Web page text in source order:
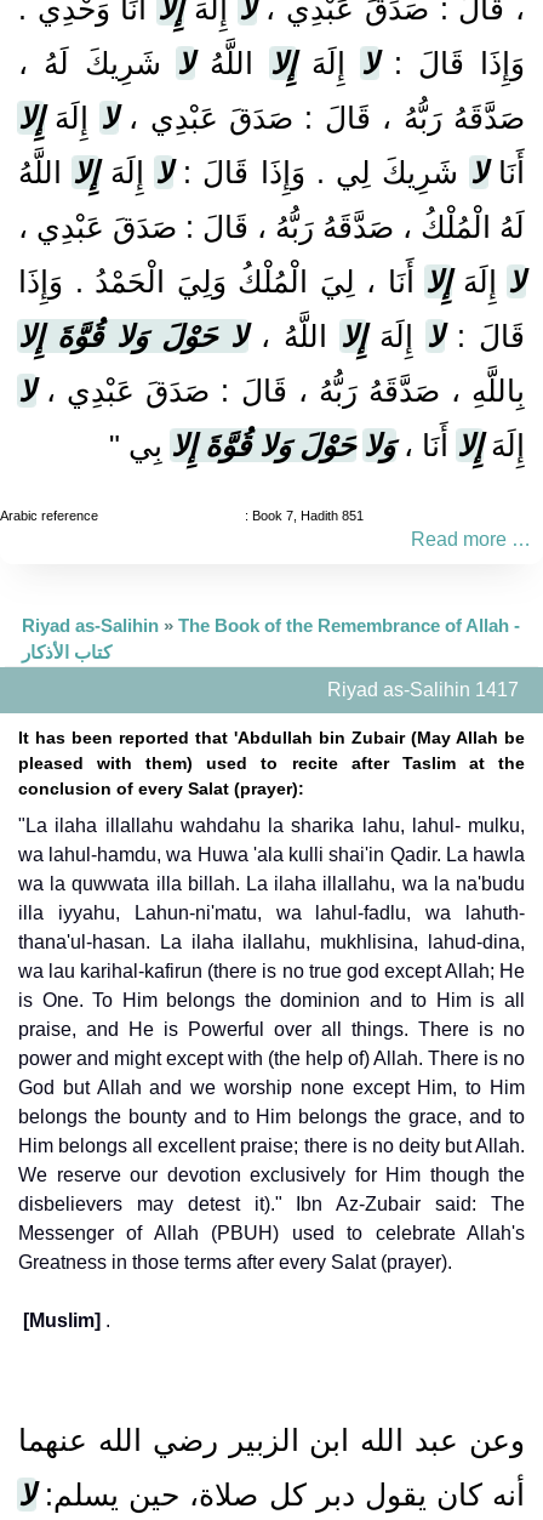
، قَالَ : صَدَقَ عَبْدِي ،لا إِلَهَإِلا أَنَا وَحْدِي .
وَإِذَا قَالَ :لا إِلَهَإِلا اللَّهُلا شَرِيكَ لَهُ ،
صَدَّقَهُ رَبُّهُ ، قَالَ : صَدَقَ عَبْدِي ،لا إِلَهَإِلا
أَنَالا شَرِيكَ لِي . وَإِذَا قَالَ :لا إِلَهَإِلا اللَّهُ
لَهُ الْمُلْكُ ، صَدَّقَهُ رَبُّهُ ، قَالَ : صَدَقَ عَبْدِي ،
لا إِلَهَإِلا أَنَا ، لِيَ الْمُلْكُ وَلِيَ الْحَمْدُ . وَإِذَا
قَالَ :لا إِلَهَإِلا اللَّهُ ،لا حَوْلَ وَلا قُوَّةَ إِلا
بِاللَّهِ ، صَدَّقَهُ رَبُّهُ ، قَالَ : صَدَقَ عَبْدِي ،لا
إِلَهَإِلا أَنَا ،وَلا حَوْلَ وَلا قُوَّةَ إِلا بِي "
Arabic reference : Book 7, Hadith 851
Read more …
Riyad as-Salihin » The Book of the Remembrance of Allah -
كتاب الأذكار
Riyad as-Salihin 1417
It has been reported that 'Abdullah bin Zubair (May Allah be
pleased with them) used to recite after Taslim at the
conclusion of every Salat (prayer):
"La ilaha illallahu wahdahu la sharika lahu, lahul- mulku,
wa lahul-hamdu, wa Huwa 'ala kulli shai'in Qadir. La hawla
wa la quwwata illa billah. La ilaha illallahu, wa la na'budu
illa iyyahu, Lahun-ni'matu, wa lahul-fadlu, wa lahuth-
thana'ul-hasan. La ilaha ilallahu, mukhlisina, lahud-dina,
wa lau karihal-kafirun (there is no true god except Allah; He
is One. To Him belongs the dominion and to Him is all
praise, and He is Powerful over all things. There is no
power and might except with (the help of) Allah. There is no
God but Allah and we worship none except Him, to Him
belongs the bounty and to Him belongs the grace, and to
Him belongs all excellent praise; there is no deity but Allah.
We reserve our devotion exclusively for Him though the
disbelievers may detest it)." Ibn Az-Zubair said: The
Messenger of Allah (PBUH) used to celebrate Allah's
Greatness in those terms after every Salat (prayer).
[Muslim] .
وعن عبد الله ابن الزبير رضي الله عنهما
أنه كان يقول دبر كل صلاة، حين يسلم‏:‏لا